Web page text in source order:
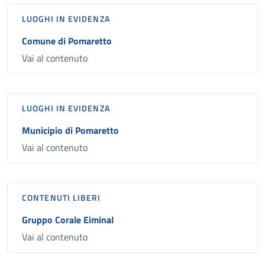
LUOGHI IN EVIDENZA
Comune di Pomaretto
Vai al contenuto
LUOGHI IN EVIDENZA
Municipio di Pomaretto
Vai al contenuto
CONTENUTI LIBERI
Gruppo Corale Eiminal
Vai al contenuto